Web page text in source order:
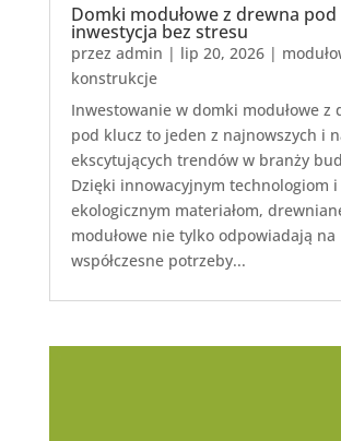
Domki modułowe z drewna pod
inwestycja bez stresu
przez admin | lip 20, 2026|
konstrukcje
Inwestowanie w domki modułowe z
pod klucz to jeden z najnowszych i
ekscytujących trendów w branży
Dzięki innowacyjnym technologiom i
ekologicznym materiałom,
modułowe nie tylko odpowiadają na
współczesne potrzeby...